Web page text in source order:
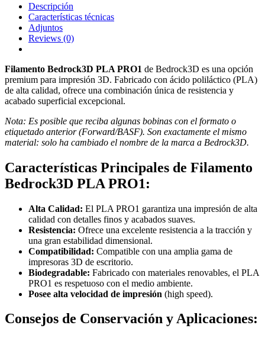
Descripción
Características técnicas
Adjuntos
Reviews (0)
Filamento Bedrock3D PLA PRO1 de Bedrock3D es una opción
premium para impresión 3D. Fabricado con ácido poliláctico (PLA)
de alta calidad, ofrece una combinación única de resistencia y
acabado superficial excepcional.
Nota: Es posible que reciba algunas bobinas con el formato o
etiquetado anterior (Forward/BASF). Son exactamente el mismo
material: solo ha cambiado el nombre de la marca a Bedrock3D.
Características Principales de Filamento
Bedrock3D PLA PRO1:
Alta Calidad: El PLA PRO1 garantiza una impresión de alta
calidad con detalles finos y acabados suaves.
Resistencia: Ofrece una excelente resistencia a la tracción y
una gran estabilidad dimensional.
Compatibilidad: Compatible con una amplia gama de
impresoras 3D de escritorio.
Biodegradable: Fabricado con materiales renovables, el PLA
PRO1 es respetuoso con el medio ambiente.
Posee alta velocidad de impresión (high speed).
Consejos de Conservación y Aplicaciones: